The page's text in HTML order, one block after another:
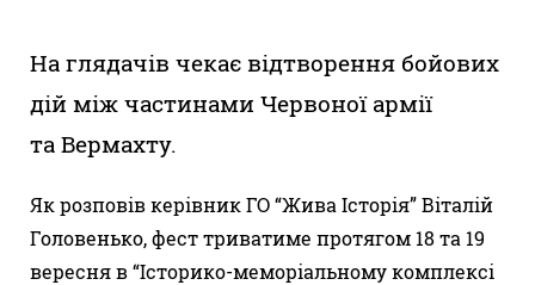
На глядачів чекає відтворення бойових
дій між частинами Червоної армії
та Вермахту.
Як розповів керівник ГО “Жива Історія” Віталій
Головенько, фест триватиме протягом 18 та 19
вересня в “Історико-меморіальному комплексі